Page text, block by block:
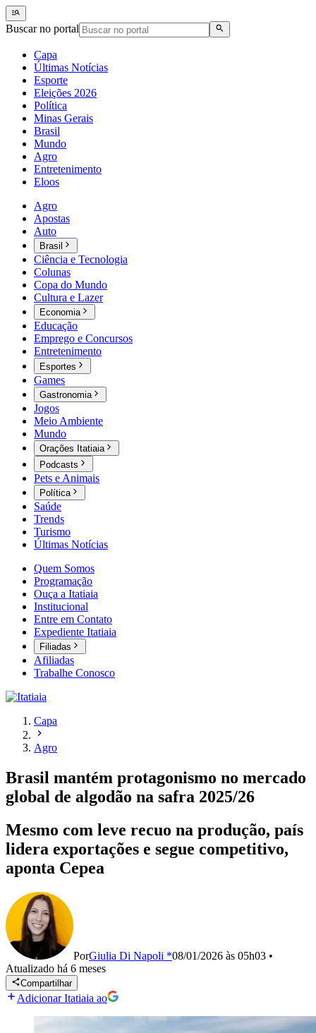
Buscar no portal
Capa
Últimas Notícias
Esporte
Eleições 2026
Política
Minas Gerais
Brasil
Mundo
Agro
Entretenimento
Eloos
Agro
Apostas
Auto
Brasil
Ciência e Tecnologia
Colunas
Copa do Mundo
Cultura e Lazer
Economia
Educação
Emprego e Concursos
Entretenimento
Esportes
Games
Gastronomia
Jogos
Meio Ambiente
Mundo
Orações Itatiaia
Podcasts
Pets e Animais
Política
Saúde
Trends
Turismo
Últimas Notícias
Quem Somos
Programação
Ouça a Itatiaia
Institucional
Entre em Contato
Expediente Itatiaia
Filiadas
Afiliadas
Trabalhe Conosco
Capa
Agro
Brasil mantém protagonismo no mercado
global de algodão na safra 2025/26
Mesmo com leve recuo na produção, país
lidera exportações e segue competitivo,
aponta Cepea
PorGiulia Di Napoli *08/01/2026 às 05h03 •
Atualizado há 6 meses
Compartilhar
Adicionar Itatiaia ao